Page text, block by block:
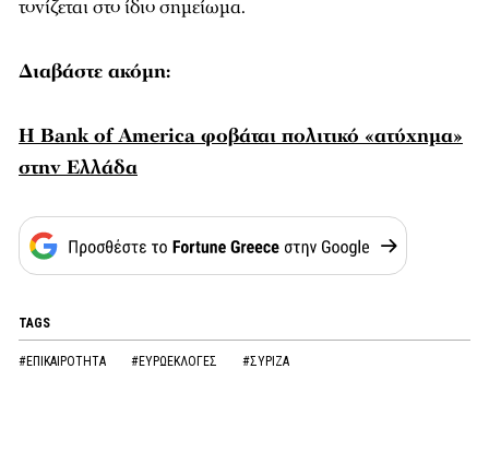
τονίζεται στο ίδιο σημείωμα.
Διαβάστε ακόμη:
H Bank of America φοβάται πολιτικό «ατύχημα»
στην Ελλάδα
TAGS
#ΕΠΙΚΑΙΡΟΤΗΤΑ #ΕΥΡΩΕΚΛΟΓΕΣ #ΣΥΡΙΖΑ